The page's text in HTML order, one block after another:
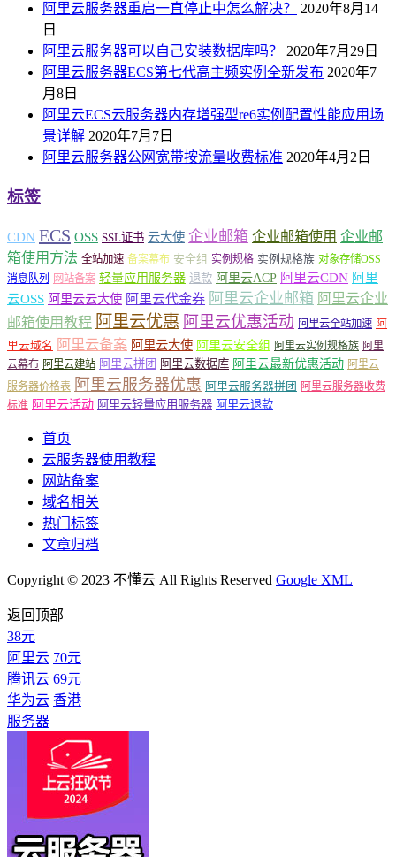
阿里云服务器重启一直停止中怎么解决？
2020年8月14
日
阿里云服务器可以自己安装数据库吗？
2020年7月29日
阿里云服务器ECS第七代高主频实例全新发布 2020年7
月8日
阿里云ECS云服务器内存增强型re6实例配置性能应用场
景详解 2020年7月7日
阿里云服务器公网宽带按流量收费标准 2020年4月2日
标签
CDN ECS OSS SSL证书 云大使 企业邮箱 企业邮箱使用 企业邮
箱使用方法 全站加速 备案幕布 安全组 实例规格 实例规格族 对象存储OSS
消息队列
网站备案 轻量应用服务器 退款 阿里云ACP 阿里云CDN 阿里
云OSS 阿里云云大使 阿里云代金券 阿里云企业邮箱 阿里云企业
邮箱使用教程 阿里云优惠 阿里云优惠活动 阿里云全站加速 阿
里云域名 阿里云备案 阿里云大使 阿里云安全组 阿里云实例规格族 阿里
云幕布 阿里云建站 阿里云拼团 阿里云数据库 阿里云最新优惠活动 阿里云
服务器价格表 阿里云服务器优惠 阿里云服务器拼团 阿里云服务器收费
标准 阿里云活动 阿里云轻量应用服务器 阿里云退款
首页
云服务器使用教程
网站备案
域名相关
热门标签
文章归档
Copyright © 2023 不懂云 All Rights Reserved Google XML
返回顶部
38元
阿里云 70元
腾讯云 69元
华为云 香港
服务器